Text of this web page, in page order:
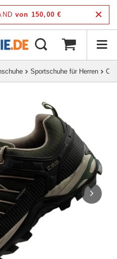
von 150,00 €
Sportschuhe für Herren